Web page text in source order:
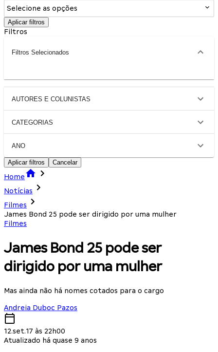
Selecione as opções
Aplicar filtros
Filtros
Filtros Selecionados
AUTORES E COLUNISTAS
CATEGORIAS
ANO
Aplicar filtros Cancelar
Home
Notícias
Filmes
James Bond 25 pode ser dirigido por uma mulher
Filmes
James Bond 25 pode ser
dirigido por uma mulher
Mas ainda não há nomes cotados para o cargo
Andreia Duboc Pazos
12.set.17 às 22h00
Atualizado há quase 9 anos